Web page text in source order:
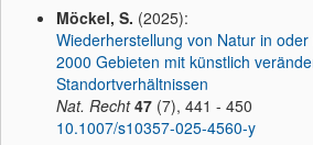
Möckel, S. (2025):
Wiederherstellung von Natur in
2000 Gebieten mit künstlich
Standortverhältnissen
Nat. Recht 47 (7), 441 - 450
10.1007/s10357-025-4560-y